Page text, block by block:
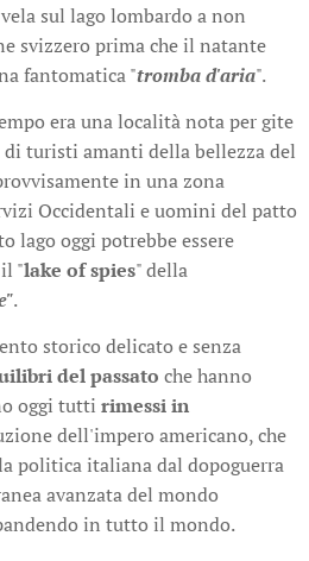
sul lago lombardo a non
svizzero prima che il natante
fantomatica "tromba d'aria".
era una località nota per gite
turisti amanti della bellezza del
in una zona
Occidentali e uomini del patto
lago oggi potrebbe essere
"lake of spies" della
.
storico delicato e senza
del passato che hanno
oggi tutti rimessi in
dell'impero americano, che
politica italiana dal dopoguerra
avanzata del mondo
in tutto il mondo.